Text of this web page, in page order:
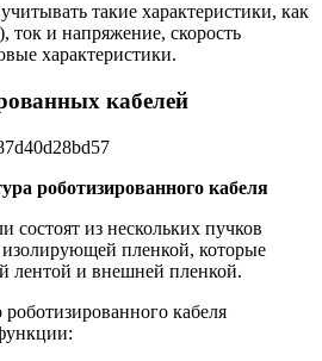
такие характеристики, как
ток и напряжение, скорость
характеристики.
кабелей
роботизированного кабеля
состоят из нескольких пучков
пленкой, которые
лентой и внешней пленкой.
кабеля